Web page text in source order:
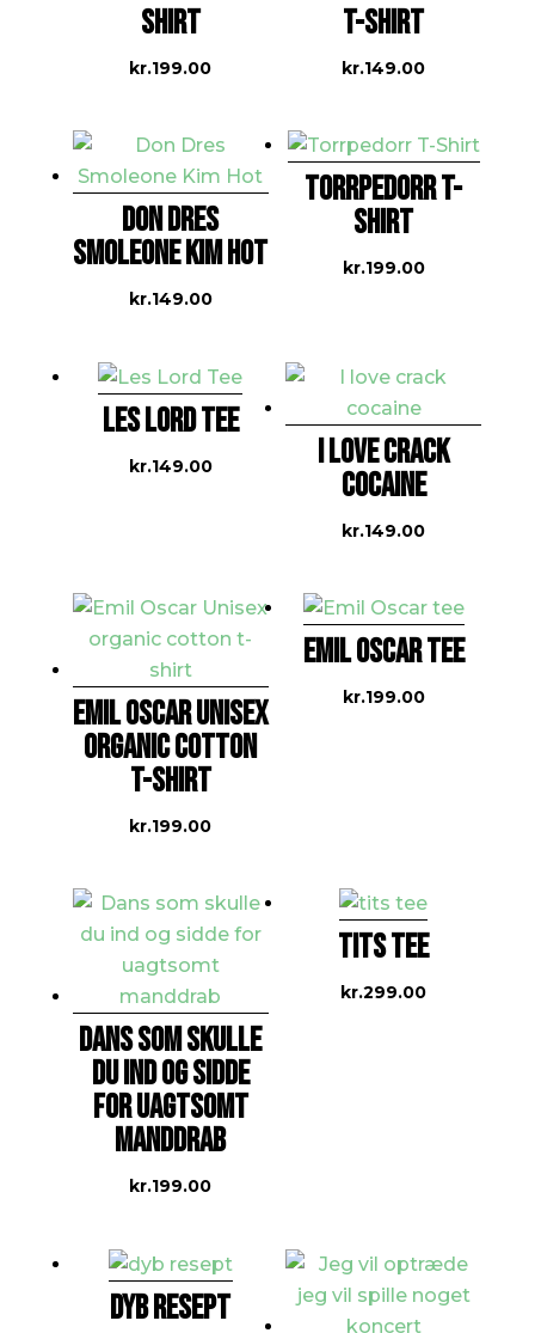
SHIRT
kr.199.00
T-SHIRT
kr.149.00
DON DRES
SMOLEONE KIM HOT
kr.149.00
TORRPEDORR T-
SHIRT
kr.199.00
LES LORD TEE
kr.149.00
I LOVE CRACK
COCAINE
kr.149.00
EMIL OSCAR UNISEX
ORGANIC COTTON
T-SHIRT
kr.199.00
EMIL OSCAR TEE
kr.199.00
DANS SOM SKULLE
DU IND OG SIDDE
FOR UAGTSOMT
MANDDRAB
kr.199.00
TITS TEE
kr.299.00
DYB RESEPT